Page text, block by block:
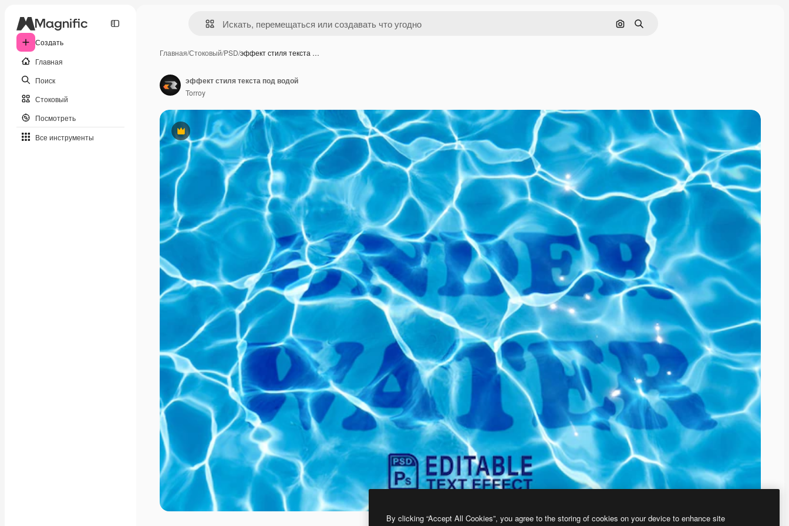
Создать
Главная
Поиск
Стоковый
Посмотреть
Все инструменты
Поиск по изображению
Поиск
Главная/Стоковый/PSD/эффект стиля текста …
Премиум
эффект стиля текста под водой
Torroy
By clicking “Accept All Cookies”, you agree to the storing of cookies on your device to enhance site